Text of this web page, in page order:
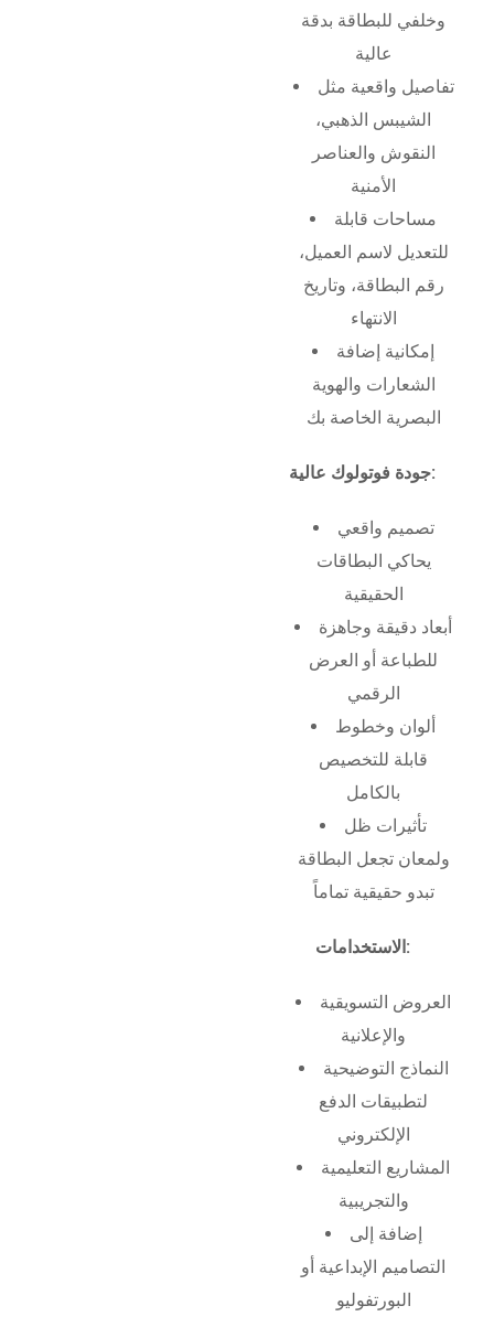
وخلفي للبطاقة بدقة
عالية
تفاصيل واقعية مثل
الشيبس الذهبي،
النقوش والعناصر
الأمنية
مساحات قابلة
للتعديل لاسم العميل،
رقم البطاقة، وتاريخ
الانتهاء
إمكانية إضافة
الشعارات والهوية
البصرية الخاصة بك
جودة فوتولوك عالية:
تصميم واقعي
يحاكي البطاقات
الحقيقية
أبعاد دقيقة وجاهزة
للطباعة أو العرض
الرقمي
ألوان وخطوط
قابلة للتخصيص
بالكامل
تأثيرات ظل
ولمعان تجعل البطاقة
تبدو حقيقية تماماً
الاستخدامات:
العروض التسويقية
والإعلانية
النماذج التوضيحية
لتطبيقات الدفع
الإلكتروني
المشاريع التعليمية
والتجريبية
إضافة إلى
التصاميم الإبداعية أو
البورتفوليو